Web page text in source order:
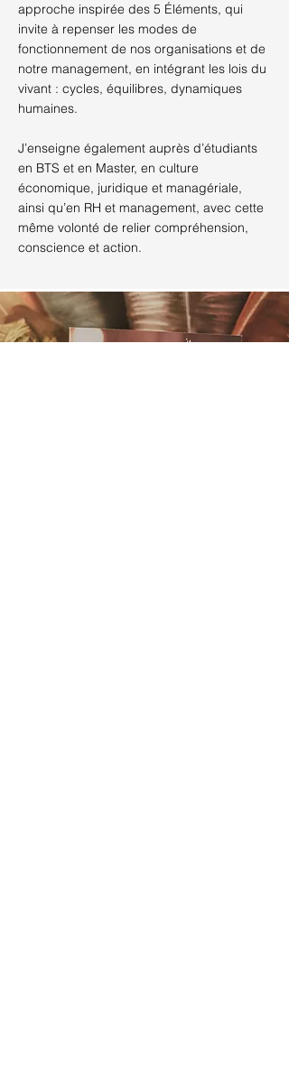
approche inspirée des 5 Éléments, qui
invite à repenser les modes de
fonctionnement de nos organisations et de
notre management, en intégrant les lois du
vivant : cycles, équilibres, dynamiques
humaines.
J’enseigne également auprès d’étudiants
en BTS et en Master, en culture
économique, juridique et managériale,
ainsi qu’en RH et management, avec cette
même volonté de relier compréhension,
conscience et action.